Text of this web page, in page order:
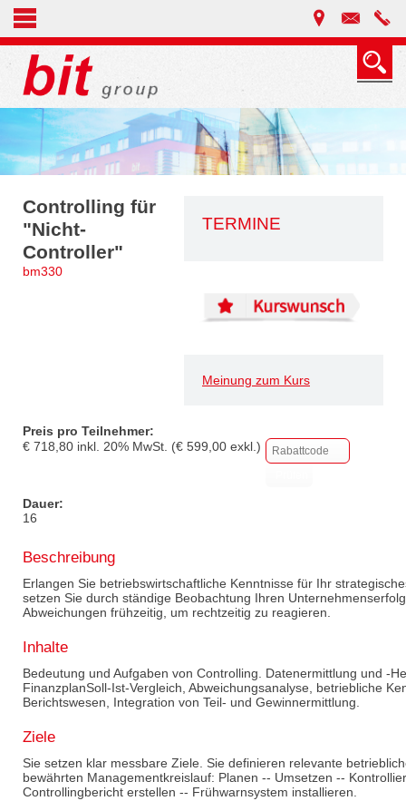
TERMINE
Meinung zum Kurs
Controlling für
"Nicht-
Controller"
bm330
Preis pro Teilnehmer:
€ 718,80 inkl. 20% MwSt. (€ 599,00 exkl.)
Dauer:
16
Beschreibung
Erlangen Sie betriebswirtschaftliche Kenntnisse für Ihr
setzen Sie durch ständige Beobachtung Ihren
Abweichungen frühzeitig, um rechtzeitig zu reagieren.
Inhalte
Bedeutung und Aufgaben von Controlling. Datenermittlung und -
FinanzplanSoll-Ist-Vergleich, Abweichungsanalyse, betriebliche
Berichtswesen, Integration von Teil- und Gewinnermittlung.
Ziele
Sie setzen klar messbare Ziele. Sie definieren relevante
bewährten Managementkreislauf: Planen -- Umsetzen --
Controllingbericht erstellen -- Frühwarnsystem installieren.